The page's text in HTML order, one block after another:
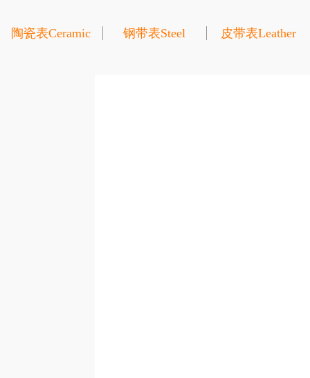
陶瓷表Ceramic 钢带表Steel 皮带表Leather